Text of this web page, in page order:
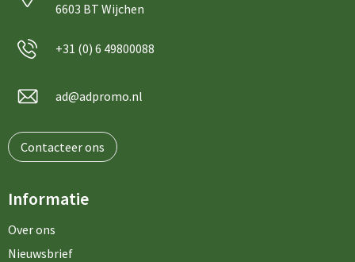
6603 BT Wijchen
+31 (0) 6 49800088
ad@adpromo.nl
Contacteer ons
Informatie
Over ons
Nieuwsbrief